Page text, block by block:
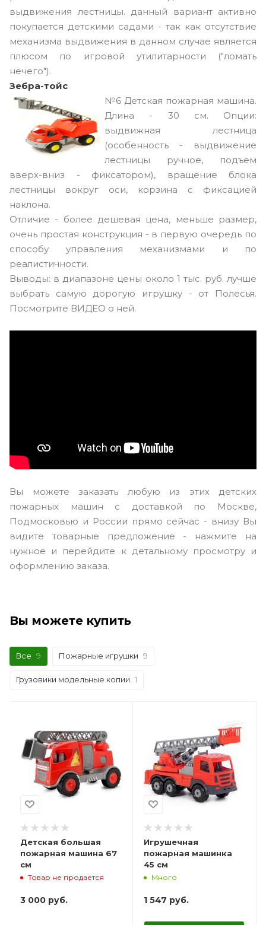
выдвижения лестницы. данный вариант активно
покупается детскими садами - так как отсутствие
механизма выдвижения в данном случае является
плюсом по игровой утилитарности ("ломать
нечего").
Зебра-тойс
№6 Детская пожарная машина.
Длина - 30 см. Опции:
выдвижная лестница
(особенность - выдвижение
лестницы ручное, подъем
вверх-вниз - фиксатором), вращение блока
лестницы вокруг оси, корзина с фиксацией
наклона.
Отличие - более дешевая цена, меньше размер,
очень простая конструкция - в первую очередь по
способу управления механизмами и по
реалистичности.
Выводы: в диапазоне цены около 1 тыс. руб. лучше
выбрать самую дорогую игрушку - от Полесья.
Посмотрите ВИДЕО о ней.
Вы можете заказать любую из этих детских
пожарных машин с доставкой по Москве,
Подмосковью и России прямо сейчас - внизу Вы
видите товарные предложение - нажмите на
нужное и перейдите к детальному просмотру и
оформлению заказа.
Вы можете купить
Все 9 Пожарные игрушки 9
Грузовики модельные копии 1
Детская большая
пожарная машина 67
см
Товар не продается
3 000 руб.
Игрушечная
пожарная машинка
45 см
Много
1 547 руб.